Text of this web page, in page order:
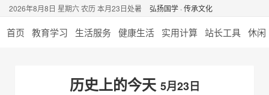
2026年8月8日 星期六 农历 本月23日处暑 弘扬国学 · 传承文化
首页 教育学习 生活服务 健康生活 实用计算 站长工具 休闲
历史上的今天 5月23日